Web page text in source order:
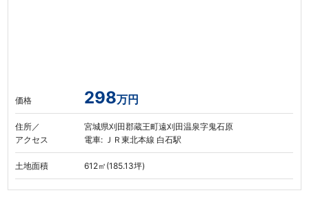
価格 298万円
住所／
アクセス
宮城県刈田郡蔵王町遠刈田温泉字鬼石原
電車: ＪＲ東北本線 白石駅
土地面積 612㎡(185.13坪)